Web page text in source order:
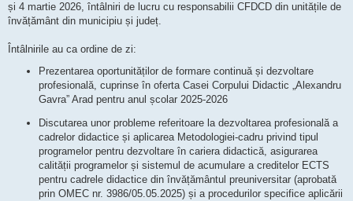
și 4 martie 2026, întâlniri de lucru cu responsabilii CFDCD din unitățile de
învățământ din municipiu și județ.
Întâlnirile au ca ordine de zi:
Prezentarea oportunităților de formare continuă și dezvoltare
profesională, cuprinse în oferta Casei Corpului Didactic „Alexandru
Gavra” Arad pentru anul școlar 2025-2026
Discutarea unor probleme referitoare la dezvoltarea profesională a
cadrelor didactice și aplicarea Metodologiei-cadru privind tipul
programelor pentru dezvoltare în cariera didactică, asigurarea
calității programelor și sistemul de acumulare a creditelor ECTS
pentru cadrele didactice din învățământul preuniversitar (aprobată
prin OMEC nr. 3986/05.05.2025) și a procedurilor specifice aplicării